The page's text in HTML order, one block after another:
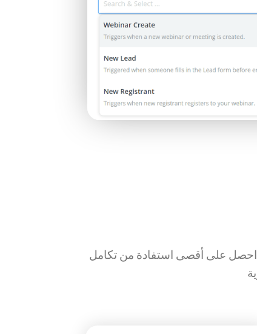
احصل على أقصى استفادة من تكامل Zapier واستمر في تشغيل ندوات عبر الإنترنت فعالة للغاية وتحويلية دون أي جهد. استفد من إدارة جميع